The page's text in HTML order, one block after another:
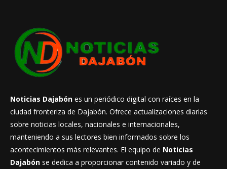
Noticias Dajabón es un periódico digital con raíces en la
ciudad fronteriza de Dajabón. Ofrece actualizaciones diarias
sobre noticias locales, nacionales e internacionales,
manteniendo a sus lectores bien informados sobre los
acontecimientos más relevantes. El equipo de Noticias
Dajabón se dedica a proporcionar contenido variado y de